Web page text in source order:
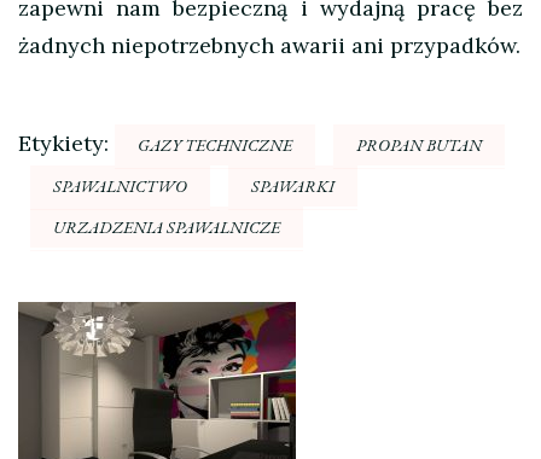
zapewni nam bezpieczną i wydajną pracę bez
żadnych niepotrzebnych awarii ani przypadków.
Etykiety: GAZY TECHNICZNE
PROPAN BUTAN
SPAWALNICTWO
SPAWARKI
URZADZENIA SPAWALNICZE
Nawigacja
wpisu